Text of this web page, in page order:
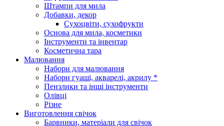
Штампи для мила
Добавки, декор
Сухоцвіти, сухофрукти
Основа для мила, косметики
Інструменти та інвентар
Косметична тара
Малювання
Набори для малювання
Набори гуаші, акварелі, акрилу *
Пензлики та інші інструменти
Олівці
Різне
Виготовлення свічок
Барвники, матеріали для свічок